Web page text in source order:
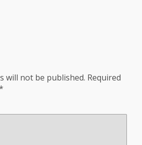
will not be published. Required